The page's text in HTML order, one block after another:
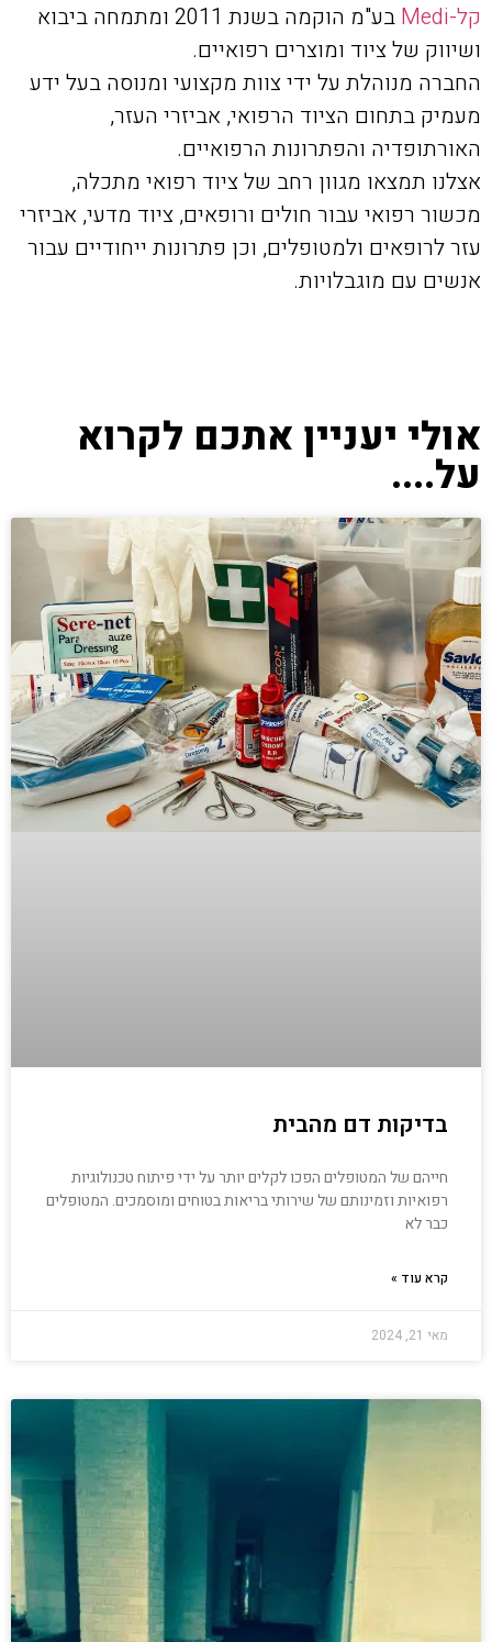
קל-Medi
בע"מ הוקמה בשנת 2011 ומתמחה ביבוא
ושיווק של ציוד ומוצרים רפואיים.
החברה מנוהלת על ידי צוות מקצועי ומנוסה בעל ידע
מעמיק בתחום הציוד הרפואי, אביזרי העזר,
האורתופדיה והפתרונות הרפואיים.
אצלנו תמצאו מגוון רחב של ציוד רפואי מתכלה,
מכשור רפואי עבור חולים ורופאים, ציוד מדעי, אביזרי
עזר לרופאים ולמטופלים, וכן פתרונות ייחודיים עבור
אנשים עם מוגבלויות.
אולי יעניין אתכם לקרוא
על....
בדיקות דם מהבית
חייהם של המטופלים הפכו לקלים יותר על ידי פיתוח טכנולוגיות
רפואיות וזמינותם של שירותי בריאות בטוחים ומוסמכים. המטופלים
כבר לא
קרא עוד »
מאי 21, 2024